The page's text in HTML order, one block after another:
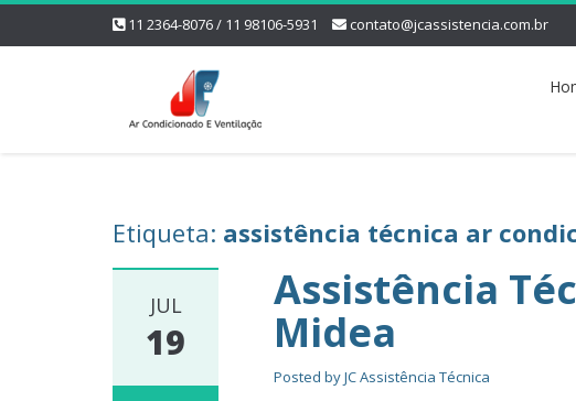
11 2364-8076 / 11 98106-5931 contato@jcassistencia.com.br
Etiqueta: assistência técnica ar
JUL
19
Assistência
Midea
Posted byJC Assistência Técnica